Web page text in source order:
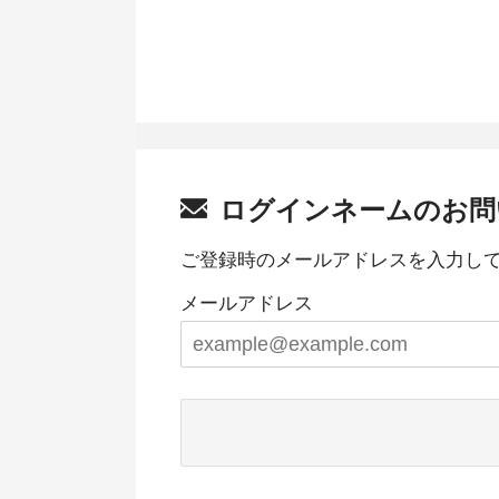
ログインネームのお
ご登録時のメールアドレスを入力し
メールアドレス